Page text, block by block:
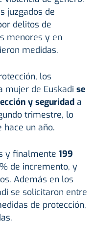
juzgados de
delitos de
menores y en
medidas.
los
mujer de Euskadi se
y seguridad a
trimestre, lo
hace un año.
y finalmente 199
de incremento, y
Además en los
se solicitaron entre
de protección,